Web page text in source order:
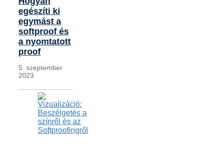
egészíti ki
egymást a
softproof és
a nyomtatott
proof
5. szeptember
2023